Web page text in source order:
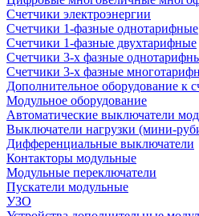
Счетчики электроэнергии
Счетчики 1-фазные однотарифные
Счетчики 1-фазные двухтарифные
Счетчики 3-х фазные
Счетчики 3-х фазные
Дополнительное оборудование к
Модульное оборудование
Автоматические выключатели
Выключатели нагрузки (мини-
Дифференциальные выключатели
Контакторы модульные
Модульные переключатели
Пускатели модульные
УЗО